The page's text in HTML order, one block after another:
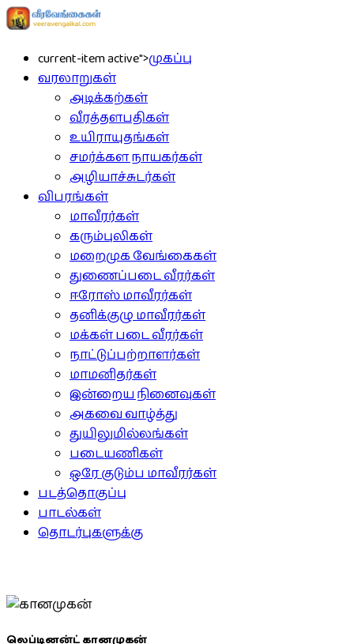
current-item active">முகப்பு
வரலாறுகள்
அடிக்கற்கள்
வீரத்தளபதிகள்
உயிராயுதங்கள்
சமர்க்கள நாயகர்கள்
அழியாச்சுடர்கள்
விபரங்கள்
மாவீரர்கள்
கரும்புலிகள்
மறைமுக வேங்கைகள்
துணைப்படை வீரர்கள்
ஈரோஸ் மாவீரர்கள்
தனிக்குழு மாவீரர்கள்
மக்கள் படை வீரர்கள்
நாட்டுப்பற்றாளர்கள்
மாமனிதர்கள்
இன்றைய நினைவுகள்
அகவை வாழ்த்து
துயிலுமில்லங்கள்
படையணிகள்
ஒரே குடும்ப மாவீரர்கள்
படத்தொகுப்பு
பாடல்கள்
தொடர்புகளுக்கு
லெப்டினன்ட் கானமுகன்